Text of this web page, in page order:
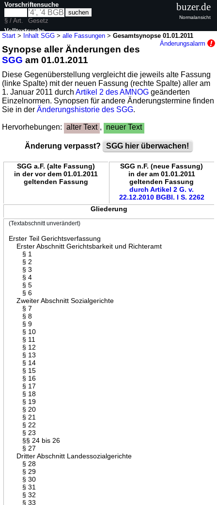
Start > Inhalt SGG >alle Fassungen >Gesamtsynopse 01.01.2011
Änderungsalarm
Synopse aller Änderungen des
SGG am 01.01.2011
Diese Gegenüberstellung vergleicht die jeweils alte Fassung
(linke Spalte) mit der neuen Fassung (rechte Spalte) aller am
1. Januar 2011 durchArtikel 2 des AMNOG geänderten
Einzelnormen. Synopsen für andere Änderungstermine finden
Sie in derÄnderungshistorie des SGG.
Hervorhebungen: alter Text , neuer Text
Änderung verpasst? SGG hier überwachen!
SGG a.F. (alte Fassung)
in der vor dem 01.01.2011
geltenden Fassung
SGG n.F. (neue Fassung)
in der am 01.01.2011
geltenden Fassung
durch Artikel 2 G. v.
22.12.2010 BGBl. I S. 2262
Gliederung
(Textabschnitt unverändert)
Erster Teil Gerichtsverfassung
Erster Abschnitt Gerichtsbarkeit und Richteramt
§ 1
§ 2
§ 3
§ 4
§ 5
§ 6
Zweiter Abschnitt Sozialgerichte
§ 7
§ 8
§ 9
§ 10
§ 11
§ 12
§ 13
§ 14
§ 15
§ 16
§ 17
§ 18
§ 19
§ 20
§ 21
§ 22
§ 23
§§ 24 bis 26
§ 27
Dritter Abschnitt Landessozialgerichte
§ 28
§ 29
§ 30
§ 31
§ 32
§ 33
Vorschriftensuche
§ / Art.
Gesetz
Volltextsuche
nur in SGG
buzer.de
Normalansicht